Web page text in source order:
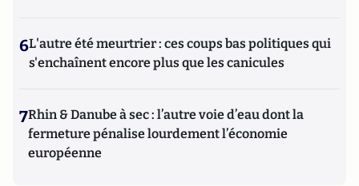
6L'autre été meurtrier : ces coups bas politiques qui
s'enchaînent encore plus que les canicules
7Rhin & Danube à sec : l’autre voie d’eau dont la
fermeture pénalise lourdement l’économie
européenne